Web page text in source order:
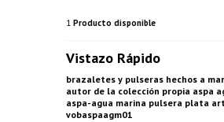
1 Producto disponible
Vistazo Rápido
brazaletes y pulseras hechos a
autor de la colección propia aspa
aspa-agua marina pulsera plata
vobaspaagm01